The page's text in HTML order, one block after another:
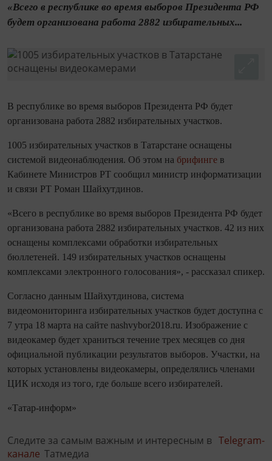
«Всего в республике во время выборов Президента РФ
будет организована работа 2882 избирательных...
В республике во время выборов Президента РФ будет
организована работа 2882 избирательных участков.
1005 избирательных участков в Татарстане оснащены
системой видеонаблюдения. Об этом на брифинге в
Кабинете Министров РТ сообщил министр информатизации
и связи РТ Роман Шайхутдинов.
«Всего в республике во время выборов Президента РФ будет
организована работа 2882 избирательных участков. 42 из них
оснащены комплексами обработки избирательных
бюллетеней. 149 избирательных участков оснащены
комплексами электронного голосования», - рассказал спикер.
Согласно данным Шайхутдинова, система
видеомониторинга избирательных участков будет доступна с
7 утра 18 марта на сайте nashvybor2018.ru. Изображение с
видеокамер будет храниться течение трех месяцев со дня
официальной публикации результатов выборов. Участки, на
которых установлены видеокамеры, определялись членами
ЦИК исходя из того, где больше всего избирателей.
«Татар-информ»
Следите за самым важным и интересным в Telegram-
канале Татмедиа